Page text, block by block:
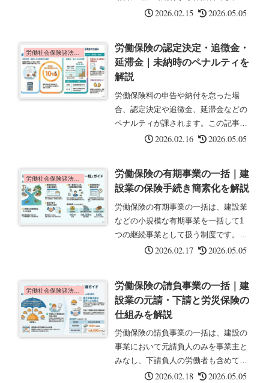
の記事では、申告・納付が必要となる
保険年度の途中で賃金総額の見込額が
大...
2026.02.15 2026.05.05
労働社会保険諸法令の基礎知識
労働保険の認定決定・追徴金・
延滞金｜未納時のペナルティを
解説
労働保険料の申告や納付を怠った場
合、認定決定や追徴金、延滞金などの
ペナルティが課されます。この記事で
は、これらのペナルティの内容につい
場合、政府が保険料の額を決定するこ
とで...
2026.02.16 2026.05.05
労働社会保険諸法令の基礎知識
労働保険の有期事業の一括｜建
設業の保険手続き簡素化を解説
労働保険の有期事業の一括は、建設業
などの小規模な有期事業を一括して1
つの継続事業として扱う制度です。こ
の記事では、一括の要件とメリットに
の伐採の事業で、小規模な有期事業
(工...
2026.02.17 2026.05.05
労働社会保険諸法令の基礎知識
労働保険の請負事業の一括｜建
設業の元請・下請と労災保険の
仕組みを解説
労働保険の請負事業の一括は、建設の
事業において元請負人のみを事業主と
みなし、下請負人の労働者も含めて一
括して労災保険を適用する制度です。
2026.02.18 2026.05.05